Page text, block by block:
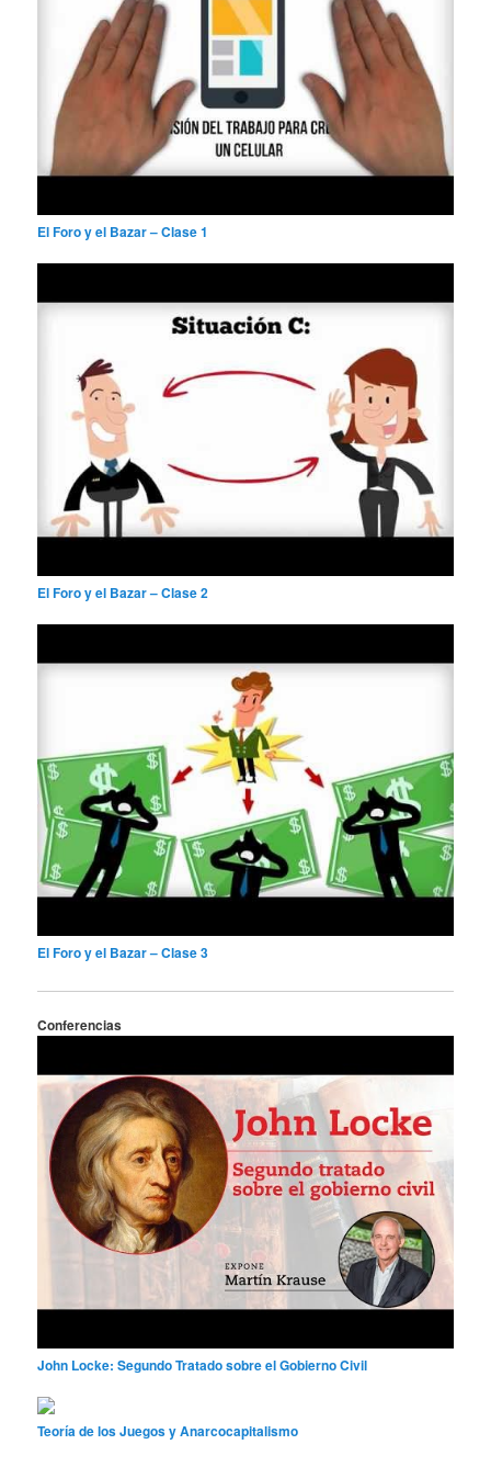
El Foro y el Bazar – Clase 1
El Foro y el Bazar – Clase 2
El Foro y el Bazar – Clase 3
Conferencias
John Locke: Segundo Tratado sobre el Gobierno Civil
Teoría de los Juegos y Anarcocapitalismo